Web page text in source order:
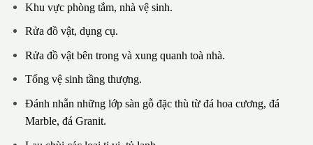
Khu vực phòng tắm, nhà vệ sinh.
Rửa đồ vật, dụng cụ.
Rửa đồ vật bên trong và xung quanh toà nhà.
Tổng vệ sinh tầng thượng.
Đánh nhẵn những lớp sàn gỗ đặc thù từ đá hoa cương, đá
Marble, đá Granit.